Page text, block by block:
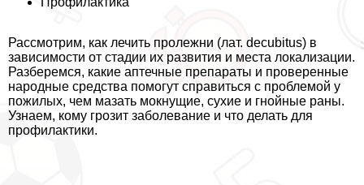
Рассмотрим, как лечить пролежни (лат. decubitus) в
зависимости от стадии их развития и места локализации.
Разберемся, какие аптечные препараты и проверенные
народные средства помогут справиться с проблемой у
пожилых, чем мазать мокнущие, сухие и гнойные раны.
Узнаем, кому грозит заболевание и что делать для
профилактики.